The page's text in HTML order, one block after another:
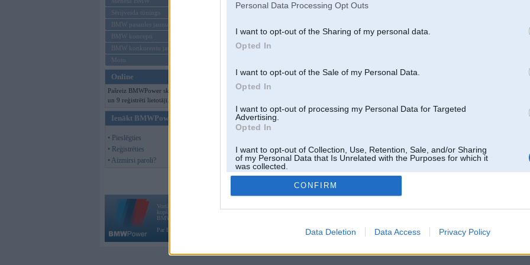
Personal Data Processing Opt Outs
I want to opt-out of the Sharing of my personal data.
Opted In
I want to opt-out of the Sale of my Personal Data.
Opted In
I want to opt-out of processing my Personal Data for Targeted
Advertising.
Opted In
I want to opt-out of Collection, Use, Retention, Sale, and/or Sharing
of my Personal Data that Is Unrelated with the Purposes for which it
was collected.
Opted Out
CONFIRM
Data Deletion Data Access Privacy Policy
Sērijveida tūnings
BMW pasaules jaunumi
BMW koncepti
BMW konkurentu jaunumi
Moto
Online
Pašreiz BMWPower skatās 93 viesi
un 9 reģistrēti lietotāji.
Ienākt BMWPower
• Pieslēgties
• Reģistrēties
• Aizmirsi paroli?
Vortāls BMWPower.lv darbojas
kopš 2002. gada 14. maija. Tas nav auto klubs un nav saistīts ar
BMW AG.
Par BMWPower